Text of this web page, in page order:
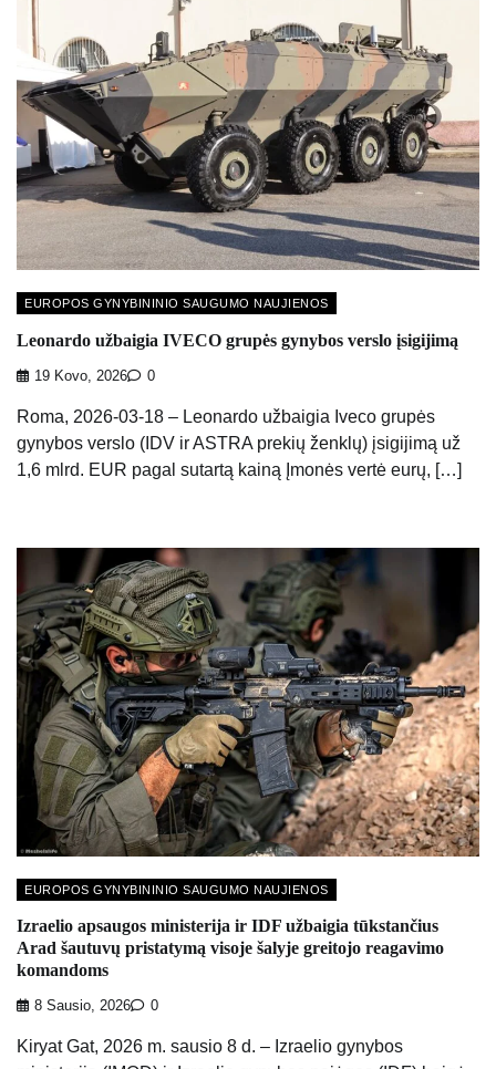
EUROPOS GYNYBININIO SAUGUMO NAUJIENOS
Leonardo užbaigia IVECO grupės gynybos verslo įsigijimą
19 Kovo, 2026 0
Roma, 2026-03-18 – Leonardo užbaigia Iveco grupės
gynybos verslo (IDV ir ASTRA prekių ženklų) įsigijimą už
1,6 mlrd. EUR pagal sutartą kainą Įmonės vertė eurų, […]
EUROPOS GYNYBININIO SAUGUMO NAUJIENOS
Izraelio apsaugos ministerija ir IDF užbaigia tūkstančius
Arad šautuvų pristatymą visoje šalyje greitojo reagavimo
komandoms
8 Sausio, 2026 0
Kiryat Gat, 2026 m. sausio 8 d. – Izraelio gynybos